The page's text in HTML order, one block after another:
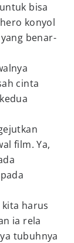
bisa
konyol
benar-
cinta
film. Ya,
harus
ia rela
tubuhnya